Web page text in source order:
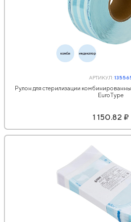
АРТИКУЛ:
Рулон для стерилизации
EuroType
1 150.82 ₽